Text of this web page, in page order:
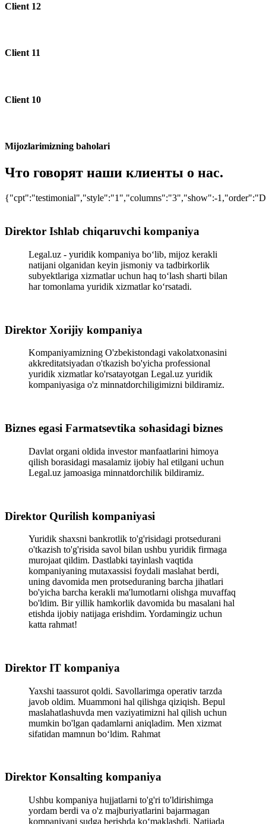
Client 12
Client 11
Client 10
Mijozlarimizning baholari
Что говорят наши клиенты о нас.
{"cpt":"testimonial","style":"1","columns":"3","show":-
Direktor Ishlab chiqaruvchi kompaniya
Legal.uz - yuridik kompaniya bo‘lib, mijoz kerakli
natijani olganidan keyin jismoniy va tadbirkorlik
subyektlariga xizmatlar uchun haq to‘lash sharti bilan
har tomonlama yuridik xizmatlar ko‘rsatadi.
Direktor Xorijiy kompaniya
Kompaniyamizning O'zbekistondagi vakolatxonasini
akkreditatsiyadan o'tkazish bo'yicha professional
yuridik xizmatlar ko'rsatayotgan Legal.uz yuridik
kompaniyasiga o'z minnatdorchiligimizni bildiramiz.
Biznes egasi Farmatsevtika sohasidagi biznes
Davlat organi oldida investor manfaatlarini himoya
qilish borasidagi masalamiz ijobiy hal etilgani uchun
Legal.uz jamoasiga minnatdorchilik bildiramiz.
Direktor Qurilish kompaniyasi
Yuridik shaxsni bankrotlik to'g'risidagi protsedurani
o'tkazish to'g'risida savol bilan ushbu yuridik firmaga
murojaat qildim. Dastlabki tayinlash vaqtida
kompaniyaning mutaxassisi foydali maslahat berdi,
uning davomida men protseduraning barcha jihatlari
bo'yicha barcha kerakli ma'lumotlarni olishga muvaffaq
bo'ldim. Bir yillik hamkorlik davomida bu masalani hal
etishda ijobiy natijaga erishdim. Yordamingiz uchun
katta rahmat!
Direktor IT kompaniya
Yaxshi taassurot qoldi. Savollarimga operativ tarzda
javob oldim. Muammoni hal qilishga qiziqish. Bepul
maslahatlashuvda men vaziyatimizni hal qilish uchun
mumkin bo'lgan qadamlarni aniqladim. Men xizmat
sifatidan mamnun bo‘ldim. Rahmat
Direktor Konsalting kompaniya
Ushbu kompaniya hujjatlarni to'g'ri to'ldirishimga
yordam berdi va o'z majburiyatlarini bajarmagan
kompaniyani sudga berishda ko‘maklashdi. Natijada